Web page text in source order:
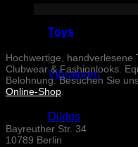
Toys
Vibratoren
Dildos
Hochwertige, handverlesene
Clubwear & Fashionlooks.
Belohnung. Besuchen Sie
Online-Shop
Bayreuther Str. 34
10789 Berlin